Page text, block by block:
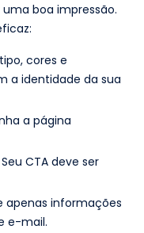
boa impressão.
cores e
a identidade da sua
a página
Seu CTA deve ser
apenas informações
e-mail.